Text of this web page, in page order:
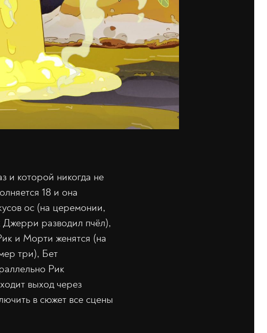
и которой никогда не
18 и она
ос (на церемонии,
Джерри разводил пчёл),
и Морти женятся (на
три), Бет
Рик
выход через
в сюжет все сцены